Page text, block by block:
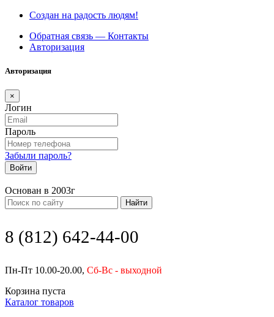
Создан на радость людям!
Обратная связь — Контакты
Авторизация
Авторизация
×
Логин
Пароль
Забыли пароль?
Войти
Основан в 2003г
Найти
8 (812) 642-44-00
Пн-Пт 10.00-20.00, Сб-Вс - выходной
Корзина пуста
Каталог товаров